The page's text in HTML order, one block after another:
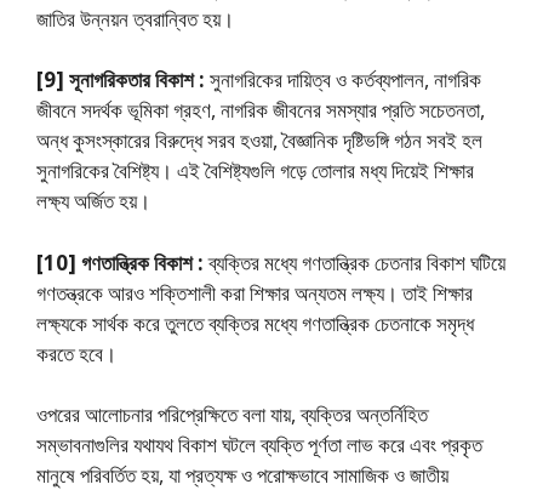
জাতির উন্নয়ন ত্বরান্বিত হয়।
[9] সূনাগরিকতার বিকাশ : সুনাগরিকের দায়িত্ব ও কর্তব্যপালন, নাগরিক
জীবনে সদর্থক ভূমিকা গ্রহণ, নাগরিক জীবনের সমস্যার প্রতি সচেতনতা,
অন্ধ কুসংস্কারের বিরুদ্ধে সরব হওয়া, বৈজ্ঞানিক দৃষ্টিভঙ্গি গঠন সবই হল
সুনাগরিকের বৈশিষ্ট্য। এই বৈশিষ্ট্যগুলি গড়ে তােলার মধ্য দিয়েই শিক্ষার
লক্ষ্য অর্জিত হয়।
[10] গণতান্ত্রিক বিকাশ :ব্যক্তির মধ্যে গণতান্ত্রিক চেতনার বিকাশ ঘটিয়ে
গণতন্ত্রকে আরও শক্তিশালী করা শিক্ষার অন্যতম লক্ষ্য। তাই শিক্ষার
লক্ষ্যকে সার্থক করে তুলতে ব্যক্তির মধ্যে গণতান্ত্রিক চেতনাকে সমৃদ্ধ
করতে হবে।
ওপরের আলােচনার পরিপ্রেক্ষিতে বলা যায়, ব্যক্তির অন্তর্নিহিত
সম্ভাবনাগুলির যথাযথ বিকাশ ঘটলে ব্যক্তি পূর্ণতা লাভ করে এবং প্রকৃত
মানুষে পরিবর্তিত হয়, যা প্রত্যক্ষ ও পরােক্ষভাবে সামাজিক ও জাতীয়